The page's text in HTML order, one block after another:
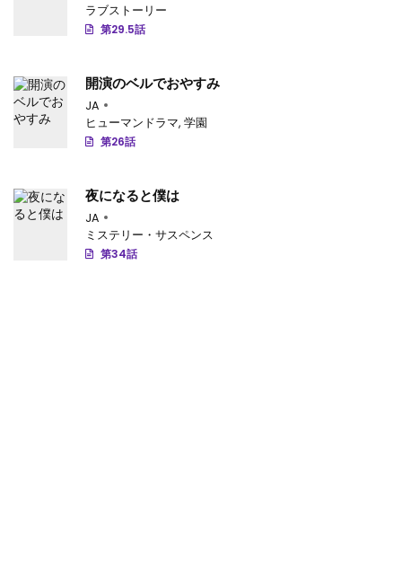
: 第16話
第14話 : 第14話
第13話 : 第13話
: 第12話
第11話 : 第11話
第10.5話: 第10.5話
: 第10話
ラブストーリー
第29.5話
開演のベルでおやすみ
JA
ヒューマンドラマ, 学園
第26話
夜になると僕は
JA
ミステリー・サスペンス
第34話